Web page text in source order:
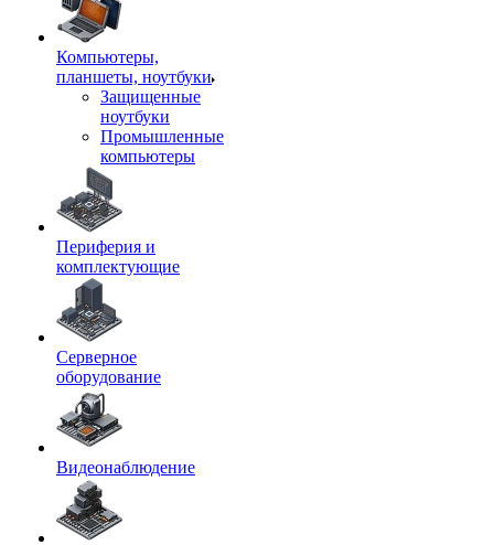
Компьютеры,
планшеты, ноутбуки
Защищенные
ноутбуки
Промышленные
компьютеры
Периферия и
комплектующие
Серверное
оборудование
Видеонаблюдение